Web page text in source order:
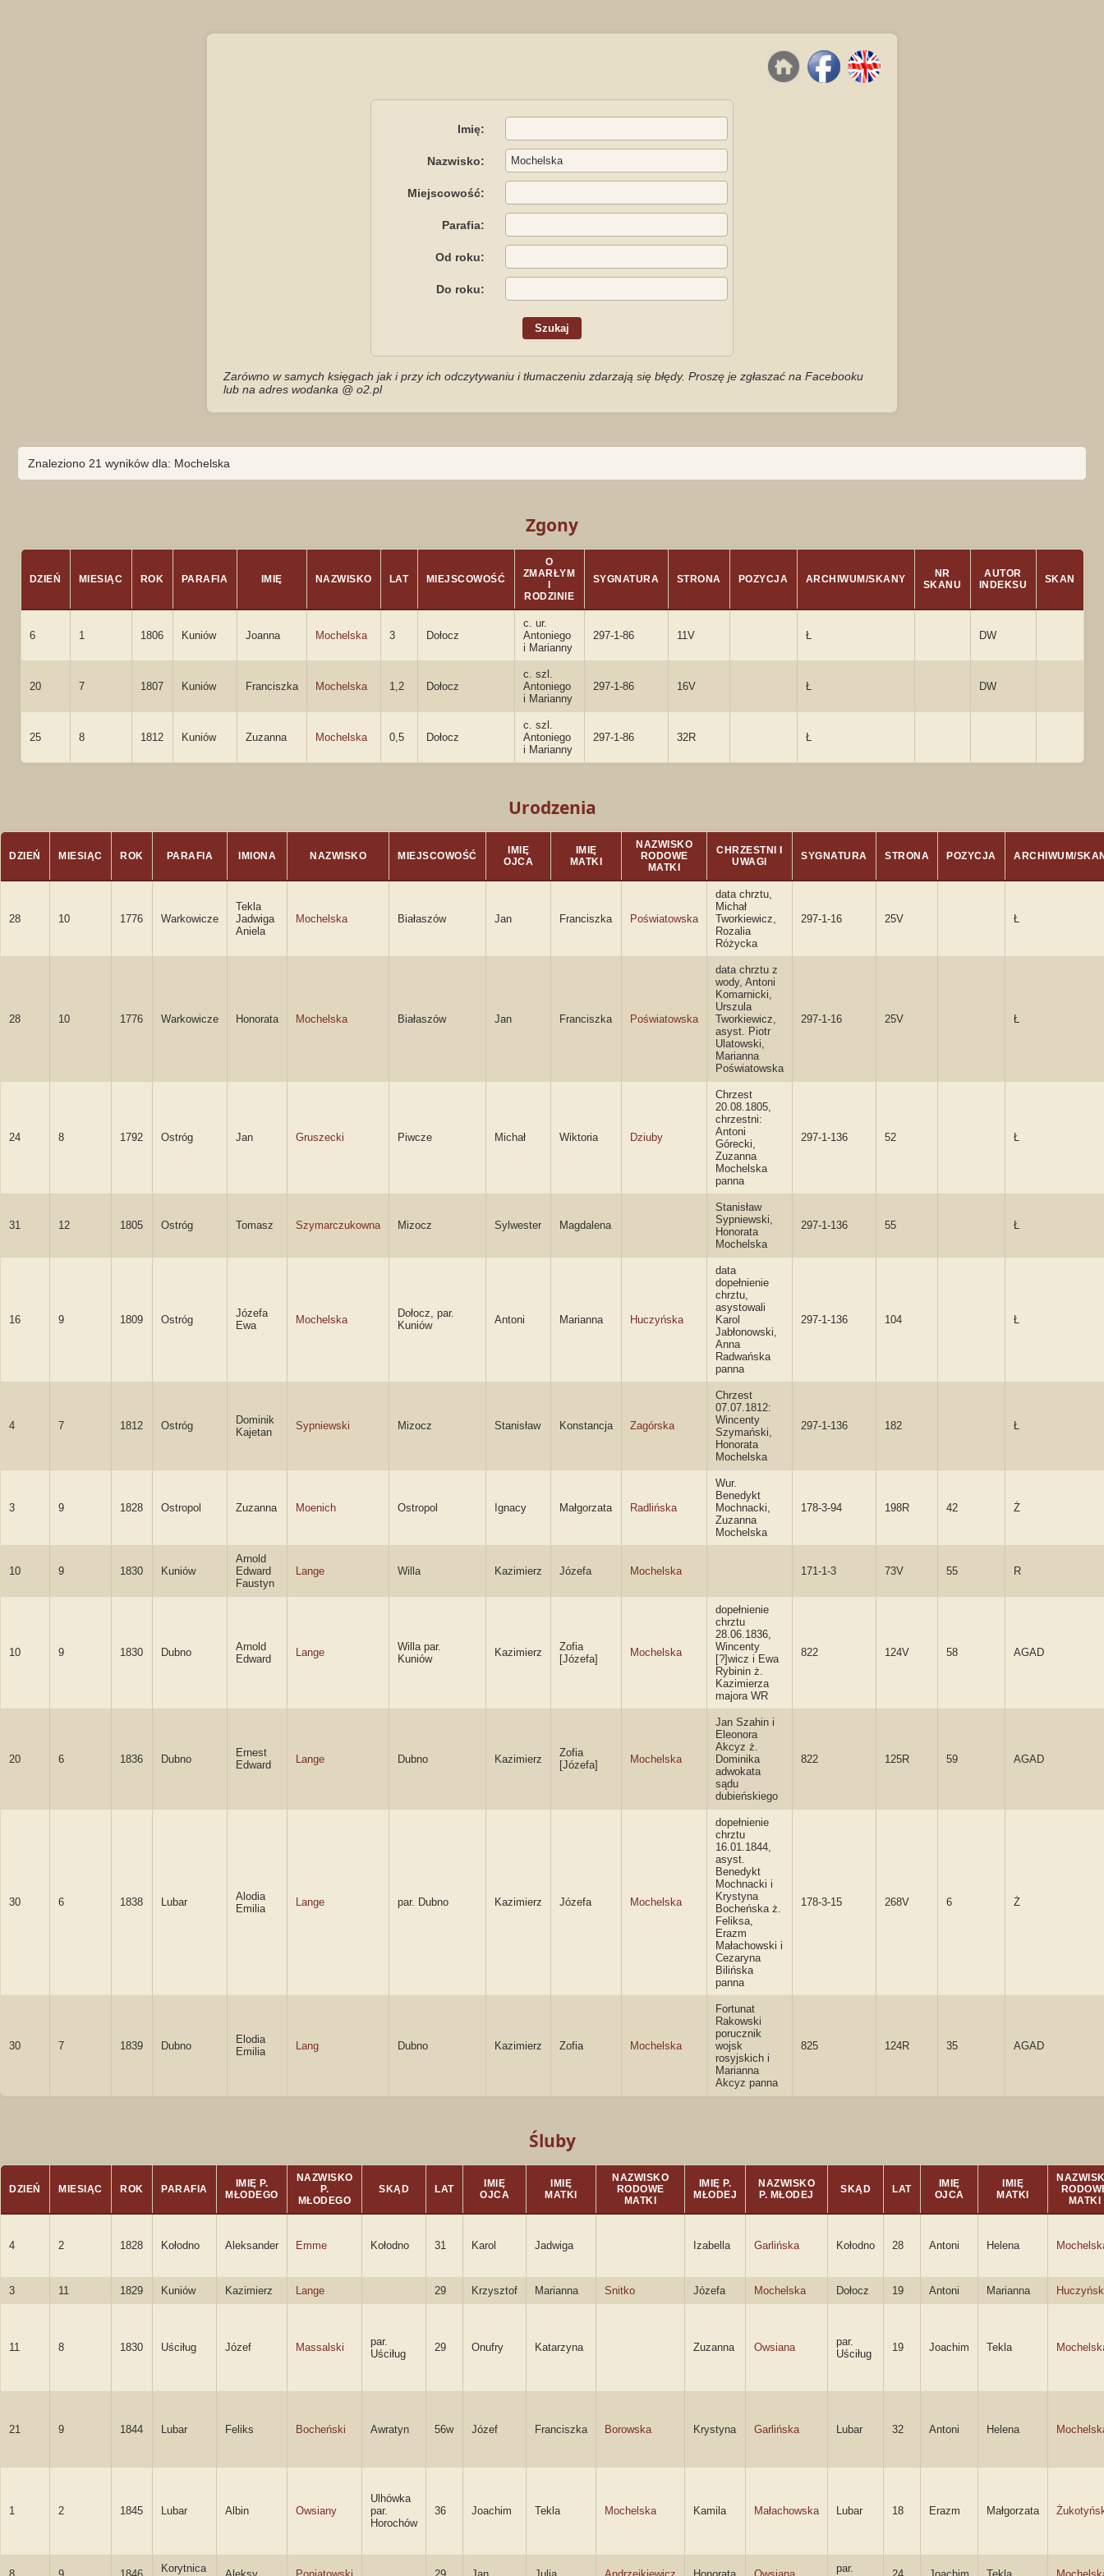
Imię:
Nazwisko:
Miejscowość:
Parafia:
Od roku:
Do roku:
Zarówno w samych księgach jak i przy ich odczytywaniu i tłumaczeniu zdarzają się błędy. Proszę je zgłaszać na Facebooku
lub na adres wodanka @ o2.pl
Znaleziono 21 wyników dla: Mochelska
Zgony
DZIEŃ MIESIĄC ROK PARAFIA IMIĘ NAZWISKO LAT MIEJSCOWOŚĆ
O
ZMARŁYM
RODZINIE
SYGNATURA STRONA POZYCJA ARCHIWUM/SKANY
NR
SKANU
AUTOR
INDEKSU
SKAN
6 1 1806 Kuniów Joanna Mochelska 3 Dołocz
c. ur.
Antoniego
i Marianny
297-1-86 11V Ł DW
20 7 1807 Kuniów Franciszka Mochelska 1,2 Dołocz
c. szl.
Antoniego
i Marianny
297-1-86 16V Ł DW
25 8 1812 Kuniów Zuzanna Mochelska 0,5 Dołocz
c. szl.
Antoniego
i Marianny
297-1-86 32R Ł
Urodzenia
DZIEŃ MIESIĄC ROK PARAFIA IMIONA NAZWISKO MIEJSCOWOŚĆ
IMIĘ
OJCA
IMIĘ
MATKI
NAZWISKO
RODOWE
MATKI
CHRZESTNI I
UWAGI
SYGNATURA STRONA POZYCJA ARCHIWUM/
28 10 1776 Warkowicze
Tekla
Jadwiga
Aniela
Mochelska Białaszów Jan Franciszka Poświatowska
data chrztu,
Michał
Tworkiewicz,
Rozalia
Różycka
297-1-16 25V Ł
28 10 1776 Warkowicze Honorata Mochelska Białaszów Jan Franciszka Poświatowska
data chrztu z
wody, Antoni
Komarnicki,
Urszula
Tworkiewicz,
asyst. Piotr
Ulatowski,
Marianna
Poświatowska
297-1-16 25V Ł
24 8 1792 Ostróg Jan Gruszecki Piwcze Michał Wiktoria Dziuby
Chrzest
20.08.1805,
chrzestni:
Antoni
Górecki,
Zuzanna
Mochelska
panna
297-1-136 52 Ł
31 12 1805 Ostróg Tomasz Szymarczukowna Mizocz Sylwester Magdalena
Stanisław
Sypniewski,
Honorata
Mochelska
297-1-136 55 Ł
16 9 1809 Ostróg
Józefa
Ewa
Mochelska
Dołocz, par.
Kuniów
Antoni Marianna Huczyńska
data
dopełnienie
chrztu,
asystowali
Karol
Jabłonowski,
Anna
Radwańska
panna
297-1-136 104 Ł
4 7 1812 Ostróg
Dominik
Kajetan
Sypniewski Mizocz Stanisław Konstancja Zagórska
Chrzest
07.07.1812:
Wincenty
Szymański,
Honorata
Mochelska
297-1-136 182 Ł
3 9 1828 Ostropol Zuzanna Moenich Ostropol Ignacy Małgorzata Radlińska
Wur.
Benedykt
Mochnacki,
Zuzanna
Mochelska
178-3-94 198R 42 Ż
10 9 1830 Kuniów
Arnold
Edward
Faustyn
Lange Willa Kazimierz Józefa Mochelska 171-1-3 73V 55 R
10 9 1830 Dubno
Arnold
Edward
Lange
Willa par.
Kuniów
Kazimierz
Zofia
[Józefa]
Mochelska
dopełnienie
chrztu
28.06.1836,
Wincenty
[?]wicz i Ewa
Rybinin ż.
Kazimierza
majora WR
822 124V 58 AGAD
20 6 1836 Dubno
Ernest
Edward
Lange Dubno Kazimierz
Zofia
[Józefa]
Mochelska
Jan Szahin i
Eleonora
Akcyz ż.
Dominika
adwokata
sądu
dubieńskiego
822 125R 59 AGAD
30 6 1838 Lubar
Alodia
Emilia
Lange par. Dubno Kazimierz Józefa Mochelska
dopełnienie
chrztu
16.01.1844,
asyst.
Benedykt
Mochnacki i
Krystyna
Bocheńska ż.
Feliksa,
Erazm
Małachowski i
Cezaryna
Bilińska
panna
178-3-15 268V 6 Ż
30 7 1839 Dubno
Elodia
Emilia
Lang Dubno Kazimierz Zofia Mochelska
Fortunat
Rakowski
porucznik
wojsk
rosyjskich i
Marianna
Akcyz panna
825 124R 35 AGAD
Śluby
DZIEŃ MIESIĄC ROK PARAFIA
IMIĘ P.
MŁODEGO
NAZWISKO
P.
MŁODEGO
SKĄD LAT
IMIĘ
OJCA
IMIĘ
MATKI
NAZWISKO
RODOWE
MATKI
IMIĘ P.
MŁODEJ
NAZWISKO
P. MŁODEJ
SKĄD LAT
IMIĘ
OJCA
IMIĘ
MATKI
MATKI
4 2 1828 Kołodno Aleksander Emme Kołodno 31 Karol Jadwiga Izabella Garlińska Kołodno 28 Antoni Helena
3 11 1829 Kuniów Kazimierz Lange 29 Krzysztof Marianna Snitko Józefa Mochelska Dołocz 19 Antoni Marianna
11 8 1830 Uściług Józef Massalski
par.
Uściług
29 Onufry Katarzyna Zuzanna Owsiana
par.
Uściług
19 Joachim Tekla
21 9 1844 Lubar Feliks Bocheński Awratyn 56w Józef Franciszka Borowska Krystyna Garlińska Lubar 32 Antoni Helena
1 2 1845 Lubar Albin Owsiany
Ulhówka
par.
Horochów
36 Joachim Tekla Mochelska Kamila Małachowska Lubar 18 Erazm Małgorzata
Korytnica
par.